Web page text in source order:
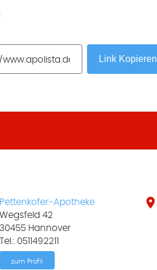
Link Kopieren
Pettenkofer-Apotheke
Wegsfeld 42
30455 Hannover
Tel.: 0511492211
zum Profil
